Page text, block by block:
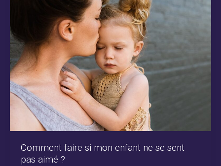
Comment faire si mon enfant ne se sent
pas aimé ?